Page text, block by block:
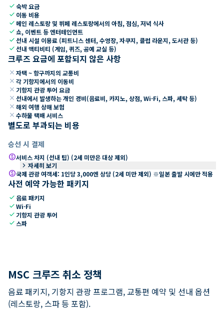
check숙박 요금
check 이동 비용
check 메인 레스토랑 및 뷔페 레스토랑에서의 아침, 점심, 저녁 식사
check쇼, 이벤트 등 엔터테인먼트
check선내 시설 이용료 (피트니스 센터, 수영장, 자쿠지, 클럽 라운지, 도서관 등)
check선내 액티비티 (게임, 퀴즈, 공예 교실 등)
크루즈 요금에 포함되지 않은 사항
close 자택 ~ 항구까지의 교통비
close 각 기항지에서의 이동비
close 기항지 관광 투어 요금
close 선내에서 발생하는 개인 경비(음료비, 카지노, 상점, Wi-Fi, 스파, 세탁 등)
close 해외 여행 상해 보험
close 수하물 택배 서비스
별도로 부과되는 비용
승선 시 결제
paid서비스 차지 (선내 팁) (2세 미만은 대상 제외)
keyboard_arrow_right 자세히 보기
paid국제 관광 여객세: 1인당 3,000엔 상당 (2세 미만 제외) ※일본 출발 시에만 적용
사전 예약 가능한 패키지
check 음료 패키지
checkWi-Fi
check 기항지 관광 투어
check 스파
MSC 크루즈 취소 정책
음료 패키지, 기항지 관광 프로그램, 교통편 예약 및 선내 옵션
(레스토랑, 스파 등 포함).